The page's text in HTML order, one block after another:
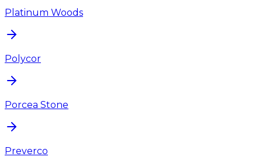
Platinum Woods
Polycor
Porcea Stone
Preverco